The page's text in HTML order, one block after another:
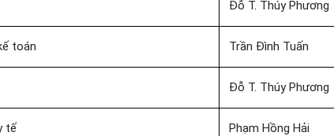
Đỗ T. Thúy Phương
toán Trần Đình Tuấn
Đỗ T. Thúy Phương
tế Phạm Hồng Hải